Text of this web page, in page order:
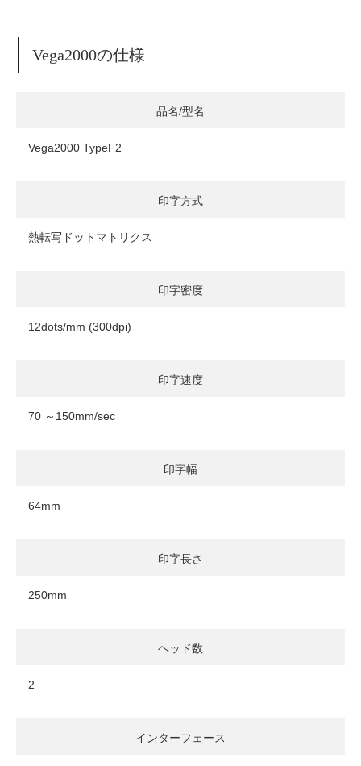
Vega2000の仕様
品名/型名
Vega2000 TypeF2
印字方式
熱転写ドットマトリクス
印字密度
12dots/mm (300dpi)
印字速度
70 ～150mm/sec
印字幅
64mm
印字長さ
250mm
ヘッド数
2
インターフェース